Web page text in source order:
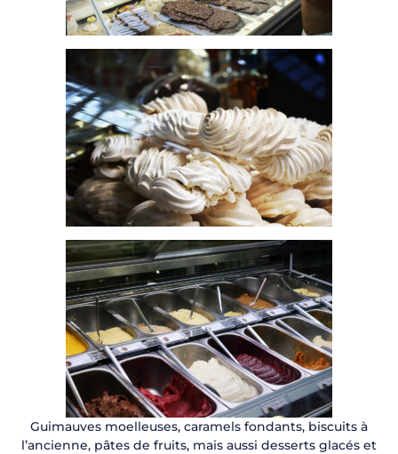
Guimauves moelleuses, caramels fondants, biscuits à
l’ancienne, pâtes de fruits, mais aussi desserts glacés et